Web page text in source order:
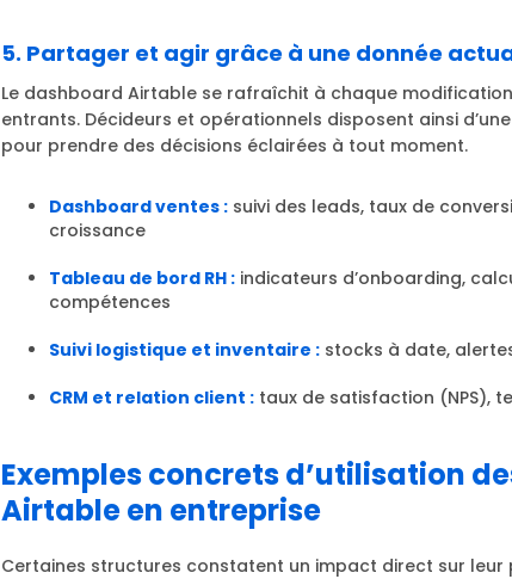
5. Partager et agir grâce à une donnée
Le dashboard Airtable se rafraîchit à chaque
entrants. Décideurs et opérationnels disposent ainsi
pour prendre des décisions éclairées à tout moment.
Dashboard ventes : suivi des leads, taux de
croissance
Tableau de bord RH : indicateurs d’onboarding,
compétences
Suivi logistique et inventaire : stocks à date,
CRM et relation client : taux de satisfaction (NPS),
Exemples concrets d’utilisation
Airtable en entreprise
Certaines structures constatent un impact direct sur